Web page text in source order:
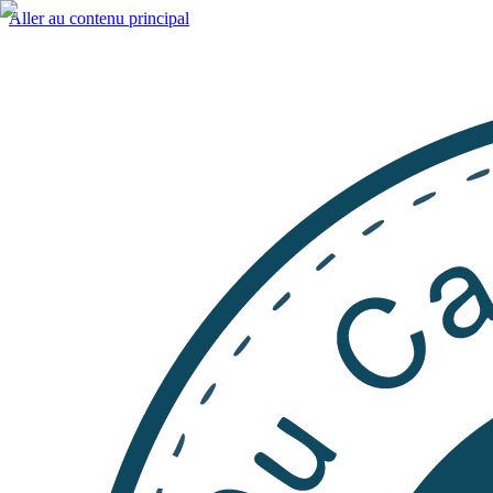
Aller au contenu principal